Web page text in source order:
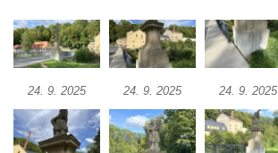
Pamětní kámen družebních obcí Kamenný
Újezd a Krauchthal v parku na Náměstí v
Kamenném Újezdě
Socha na náměstí J. V. Kamarýta ve
Velešíně
Pomník J. V. Kamarýta v Krumlovské ulici ve
24. 9. 2025 24. 9. 2025 24. 9. 2025